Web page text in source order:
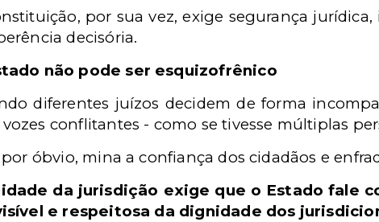
por sua vez, exige segurança
decisória.
não pode ser esquizofrênico
diferentes juízos decidem de forma
conflitantes - como se tivesse múltiplas
por óbvio, mina a confiança dos cidadãos e
da jurisdição exige que o Estado fale
e respeitosa da dignidade dos